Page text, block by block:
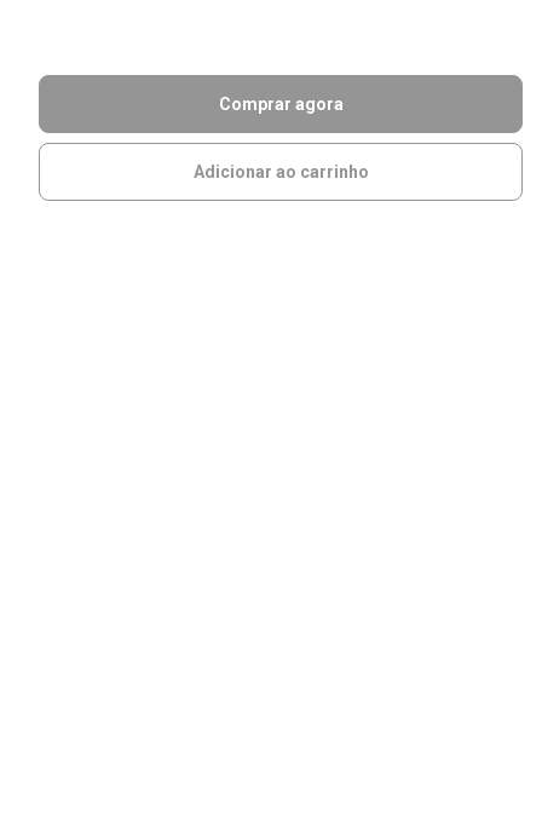
Comprar agora
Adicionar ao carrinho